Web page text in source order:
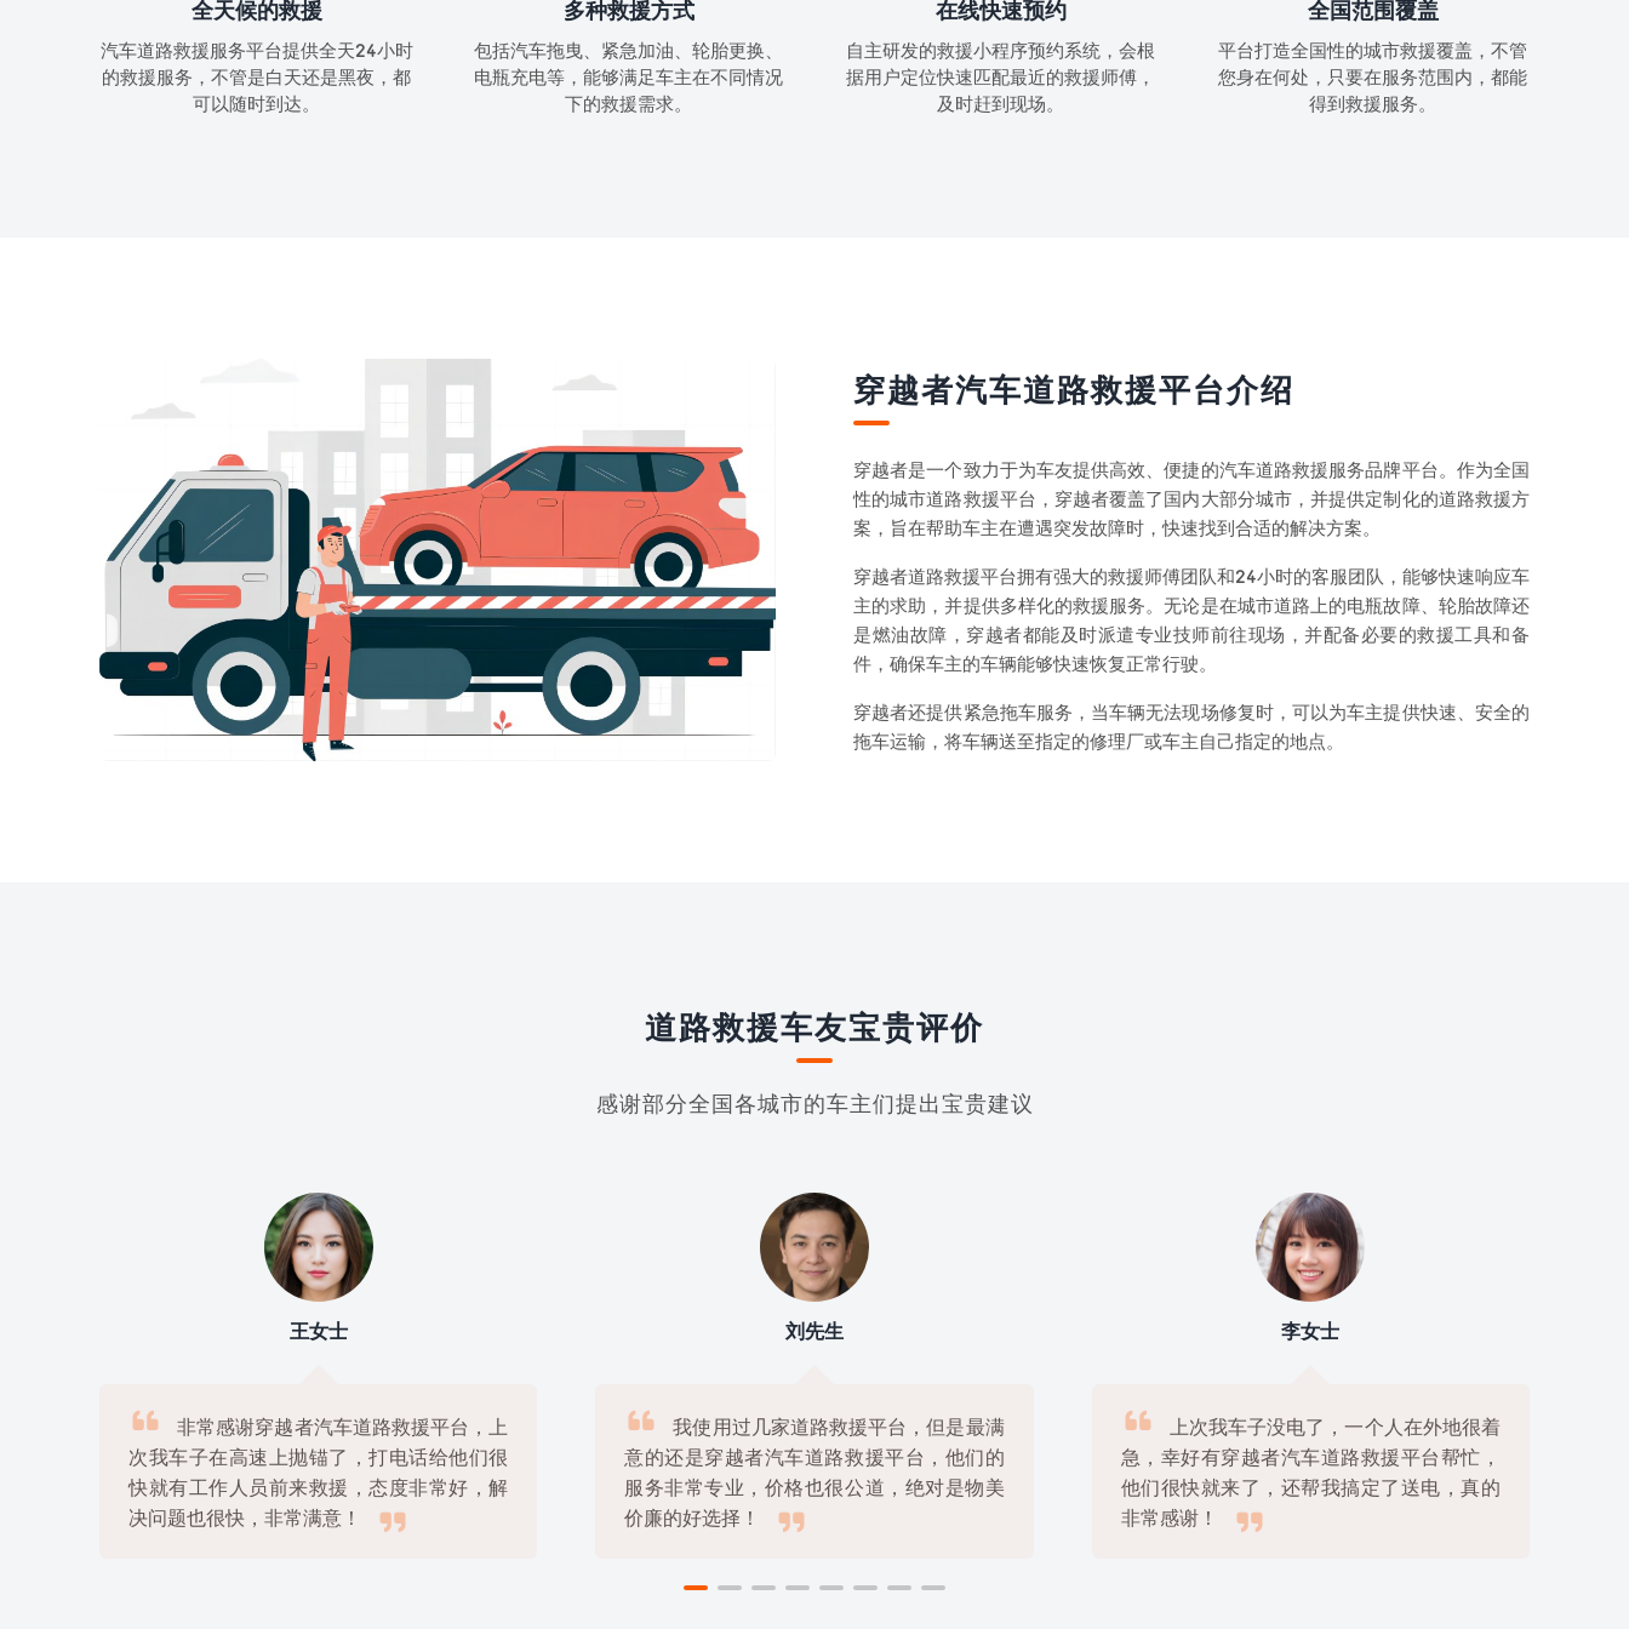
全天候的救援
汽车道路救援服务平台提供全天24小时
的救援服务，不管是白天还是黑夜，都
可以随时到达。
多种救援方式
包括汽车拖曳、紧急加油、轮胎更换、
电瓶充电等，能够满足车主在不同情况
下的救援需求。
在线快速预约
自主研发的救援小程序预约系统，会根
据用户定位快速匹配最近的救援师傅，
及时赶到现场。
全国范围覆盖
平台打造全国性的城市救援覆盖，不管
您身在何处，只要在服务范围内，都能
得到救援服务。
穿越者汽车道路救援平台介绍
穿越者是一个致力于为车友提供高效、便捷的汽车道路救援服务品牌平台。作为全国
性的城市道路救援平台，穿越者覆盖了国内大部分城市，并提供定制化的道路救援方
案，旨在帮助车主在遭遇突发故障时，快速找到合适的解决方案。
穿越者道路救援平台拥有强大的救援师傅团队和24小时的客服团队，能够快速响应车
主的求助，并提供多样化的救援服务。无论是在城市道路上的电瓶故障、轮胎故障还
是燃油故障，穿越者都能及时派遣专业技师前往现场，并配备必要的救援工具和备
件，确保车主的车辆能够快速恢复正常行驶。
穿越者还提供紧急拖车服务，当车辆无法现场修复时，可以为车主提供快速、安全的
拖车运输，将车辆送至指定的修理厂或车主自己指定的地点。
道路救援车友宝贵评价
感谢部分全国各城市的车主们提出宝贵建议
刘先生

我使用过几家道路救援平台，但是最满
意的还是穿越者汽车道路救援平台，他们的
服务非常专业，价格也很公道，绝对是物美
价廉的好选择！

李女士

上次我车子没电了，一个人在外地很着
急，幸好有穿越者汽车道路救援平台帮忙，
他们很快就来了，还帮我搞定了送电，真的
非常感谢！

宋女士

我老伴在山区开车走错了路，走到无人
区没油了还下了雨天，幸好穿越者汽车道路
救援平台接到电话后立刻派人来支援，真是
太感谢了！
